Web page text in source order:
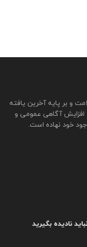
و بر پایه آخرین یافته
افزایش آگاهی عمومی و
خود نهاده است.